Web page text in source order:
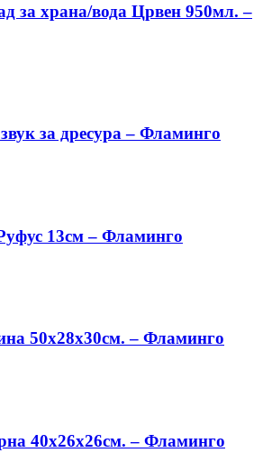
за храна/вода Црвен 950мл. –
за дресура – Фламинго
13см – Фламинго
50х28х30см. – Фламинго
40х26х26см. – Фламинго